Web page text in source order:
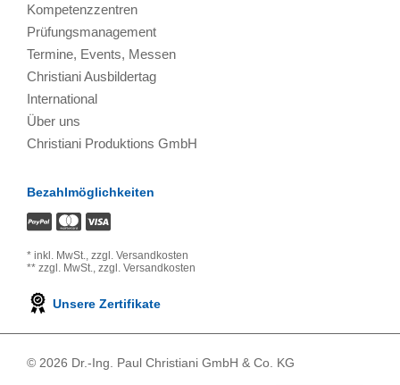
Kompetenzzentren
Prüfungsmanagement
Termine, Events, Messen
Christiani Ausbildertag
International
Über uns
Christiani Produktions GmbH
Bezahlmöglichkeiten
* inkl. MwSt., zzgl. Versandkosten
** zzgl. MwSt., zzgl. Versandkosten
Unsere Zertifikate
© 2026 Dr.-Ing. Paul Christiani GmbH & Co. KG